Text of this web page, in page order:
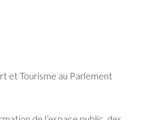
et Tourisme au Parlement